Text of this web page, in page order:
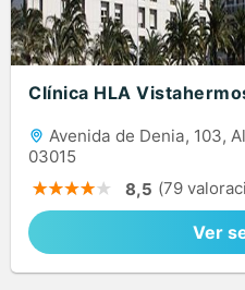
Clínica HLA
Avenida de Denia, 103,
03015
8,5 (79
Ver